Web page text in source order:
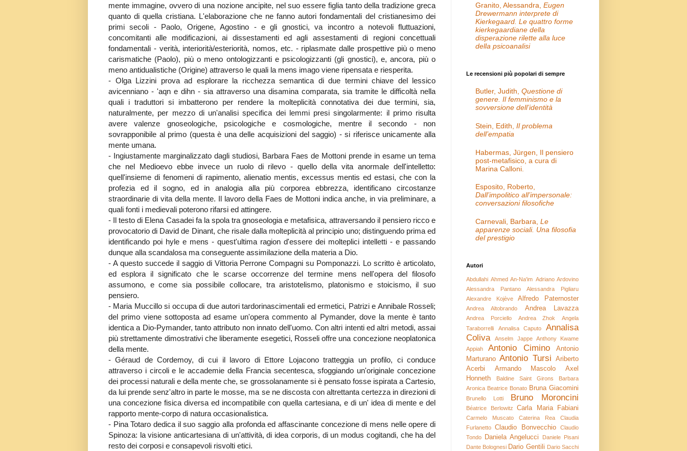
mente immagine, ovvero di una nozione ancipite, nel suo essere figlia tanto della tradizione greca
quanto di quella cristiana. L'elaborazione che ne fanno autori fondamentali del cristianesimo dei
primi secoli - Paolo, Origene, Agostino - e gli gnostici, va incontro a notevoli fluttuazioni,
concomitanti alle modificazioni, ai dissestamenti ed agli assestamenti di regioni concettuali
fondamentali - verità, interiorità/esteriorità, nomos, etc. - riplasmate dalle prospettive più o meno
carismatiche (Paolo), più o meno ontologizzanti e psicologizzanti (gli gnostici), e, ancora, più o
meno antidualistiche (Origine) attraverso le quali la mens imago viene ripensata e riesperita.
- Olga Lizzini prova ad esplorare la ricchezza semantica di due termini chiave del lessico
avicenniano - 'aqn e dihn - sia attraverso una disamina comparata, sia tramite le difficoltà nella
quali i traduttori si imbatterono per rendere la molteplicità connotativa dei due termini, sia,
naturalmente, per mezzo di un'analisi specifica dei lemmi presi singolarmente: il primo risulta
avere valenze gnoseologiche, psicologiche e cosmologiche, mentre il secondo - non
sovrapponibile al primo (questa è una delle acquisizioni del saggio) - si riferisce unicamente alla
mente umana.
- Ingiustamente marginalizzato dagli studiosi, Barbara Faes de Mottoni prende in esame un tema
che nel Medioevo ebbe invece un ruolo di rilevo - quello della vita anormale dell'intelletto:
quell'insieme di fenomeni di rapimento, alienatio mentis, excessus mentis ed estasi, che con la
profezia ed il sogno, ed in analogia alla più corporea ebbrezza, identificano circostanze
straordinarie di vita della mente. Il lavoro della Faes de Mottoni indica anche, in via preliminare, a
quali fonti i medievali poterono rifarsi ed attingere.
- Il testo di Elena Casadei fa la spola tra gnoseologia e metafisica, attraversando il pensiero ricco e
provocatorio di David de Dinant, che risale dalla molteplicità al principio uno; distinguendo prima ed
identificando poi hyle e mens - quest'ultima ragion d'essere dei molteplici intelletti - e passando
dunque alla scandalosa ma conseguente assimilazione della materia a Dio.
- A questo succede il saggio di Vittoria Perrone Compagni su Pomponazzi. Lo scritto è articolato,
ed esplora il significato che le scarse occorrenze del termine mens nell'opera del filosofo
assumono, e come sia possibile collocare, tra aristotelismo, platonismo e stoicismo, il suo
pensiero.
- Maria Muccillo si occupa di due autori tardorinascimentali ed ermetici, Patrizi e Annibale Rosseli;
del primo viene sottoposta ad esame un'opera commento al Pymander, dove la mente è tanto
identica a Dio-Pymander, tanto attributo non innato dell'uomo. Con altri intenti ed altri metodi, assai
più strettamente dimostrativi che liberamente esegetici, Rosseli offre una concezione neoplatonica
della mente.
- Géraud de Cordemoy, di cui il lavoro di Ettore Lojacono tratteggia un profilo, ci conduce
attraverso i circoli e le accademie della Francia secentesca, sfoggiando un'originale concezione
dei processi naturali e della mente che, se grossolanamente si è pensato fosse ispirata a Cartesio,
da lui prende senz'altro in parte le mosse, ma se ne discosta con altrettanta certezza in direzioni di
una concezione fisica diversa ed incompatibile con quella cartesiana, e di un' idea di mente e del
rapporto mente-corpo di natura occasionalistica.
- Pina Totaro dedica il suo saggio alla profonda ed affascinante concezione di mens nelle opere di
Spinoza: la visione anticartesiana di un'attività, di idea corporis, di un modus cogitandi, che ha del
resto dei corposi e consapevoli risvolti etici.
Granito, Alessandra, Eugen
Drewermann interprete di
Kierkegaard. Le quattro forme
kierkegaardiane della
disperazione rilette alla luce
della psicoanalisi
Le recensioni più popolari di sempre
Butler, Judith, Questione di
genere. Il femminismo e la
sovversione dell’identità
Stein, Edith, Il problema
dell’empatia
Habermas, Jürgen, Il pensiero
post-metafisico, a cura di
Marina Calloni.
Esposito, Roberto,
Dall’impolitico all’impersonale:
conversazioni filosofiche
Carnevali, Barbara, Le
apparenze sociali. Una filosofia
del prestigio
Autori
Abdullahi Ahmed An-Na'im Adriano Ardovino
Alessandra Pantano
Alessandra Pigliaru
Alexandre Kojève
Alfredo Paternoster
Andrea Altobrando Andrea Lavazza
Andrea Porciello Andrea Zhok
Angela
Taraborrelli
Annalisa Caputo
Annalisa
Coliva
Anselm Jappe
Anthony Kwame
Appiah
Antonio Cimino
Antonio
Marturano Antonio Tursi
Ariberto
Acerbi
Armando Mascolo
Axel
Honneth
Baldine Saint Girons
Barbara
Aronica Beatrice Bonato Bruna Giacomini
Brunello Lotti Bruno Moroncini
Béatrice Berlowitz Carla Maria Fabiani
Carmelo Muscato Caterina Rea
Claudia
Furlanetto
Claudio Bonvecchio
Claudio
Tondo
Daniela Angelucci
Daniele Pisani
Dante Bolognesi Dario Gentili Dario Sacchi